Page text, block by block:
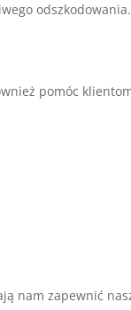
pomóc
nam zapewnić